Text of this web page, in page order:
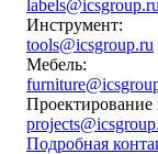
labels@icsgroup.ru
Инструмент:
tools@icsgroup.ru
Мебель:
Подробная